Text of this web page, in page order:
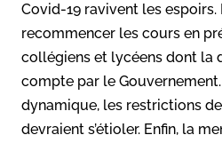
Covid-19 ravivent les espoirs.
recommencer les cours en
collégiens et lycéens dont la
compte par le
dynamique, les restrictions
devraient s’étioler. Enfin, la